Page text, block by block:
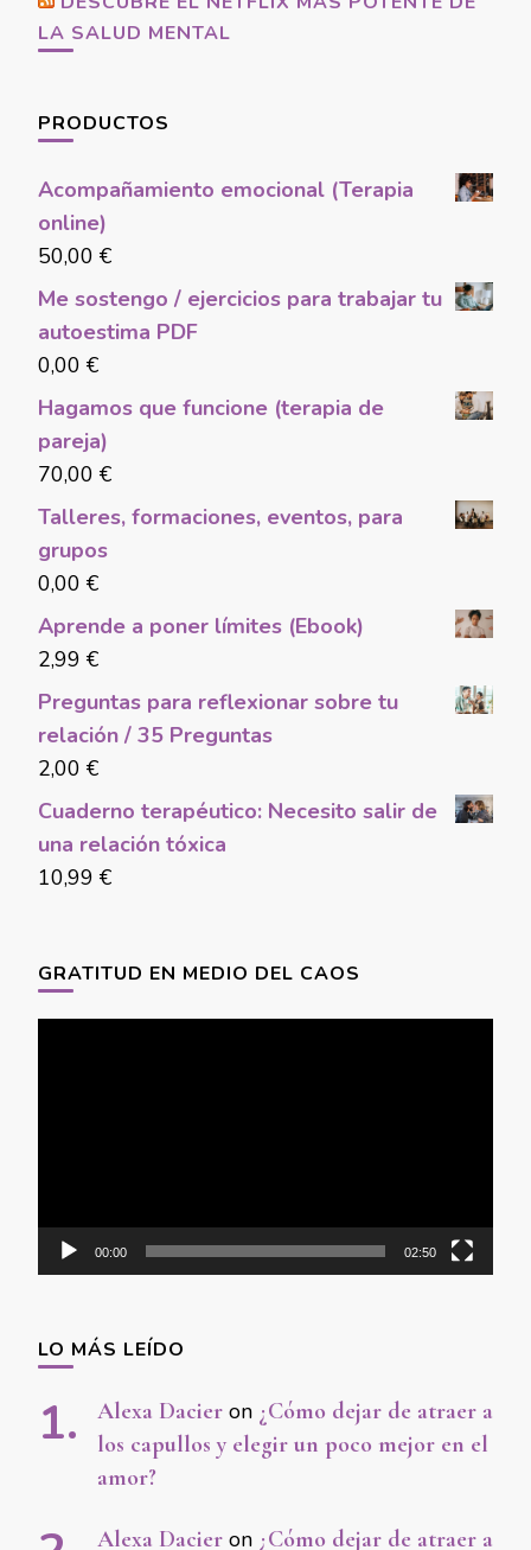
LA SALUD MENTAL
PRODUCTOS
Acompañamiento emocional (Terapia
online)
50,00 €
Me sostengo / ejercicios para trabajar tu
autoestima PDF
0,00 €
Hagamos que funcione (terapia de
pareja)
70,00 €
Talleres, formaciones, eventos, para
grupos
0,00 €
Aprende a poner límites (Ebook)
2,99 €
Preguntas para reflexionar sobre tu
relación / 35 Preguntas
2,00 €
Cuaderno terapéutico: Necesito salir de
una relación tóxica
10,99 €
GRATITUD EN MEDIO DEL CAOS
00:00 02:50
LO MÁS LEÍDO
Alexa Dacier on ¿Cómo dejar de atraer a
los capullos y elegir un poco mejor en el
amor?
Alexa Dacier on ¿Cómo dejar de atraer a